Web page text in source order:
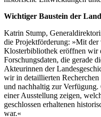
Wichtiger Baustein der
Katrin Stump,
die Projektförderung: »Mit
Klosterbibliothek eröffnen wir
Forschungsdaten, die gerade
Akteurinnen der
wir in detaillierten
und nachhaltig zur
einer Ausstellung zeigen,
geschlossen erhaltenen
war.«